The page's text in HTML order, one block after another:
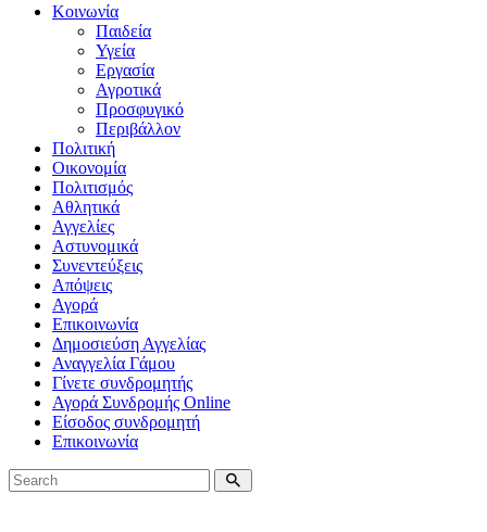
Κοινωνία
Παιδεία
Υγεία
Εργασία
Αγροτικά
Προσφυγικό
Περιβάλλον
Πολιτική
Οικονομία
Πολιτισμός
Αθλητικά
Αγγελίες
Αστυνομικά
Συνεντεύξεις
Απόψεις
Αγορά
Επικοινωνία
Δημοσιεύση Αγγελίας
Αναγγελία Γάμου
Γίνετε συνδρομητής
Αγορά Συνδρομής Online
Είσοδος συνδρομητή
Επικοινωνία